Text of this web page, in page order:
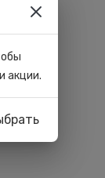
акции.